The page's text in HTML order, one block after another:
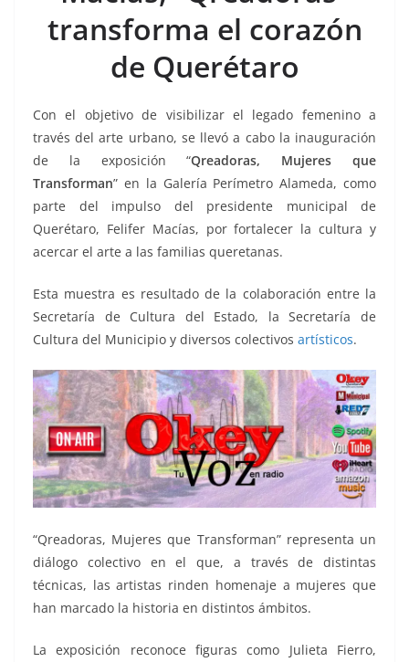
o p er
transforma el corazón
de Querétaro
Con el objetivo de visibilizar el legado femenino a
través del arte urbano, se llevó a cabo la inauguración
de la exposición “Qreadoras, Mujeres que
Transforman” en la Galería Perímetro Alameda, como
parte del impulso del presidente municipal de
Querétaro, Felifer Macías, por fortalecer la cultura y
acercar el arte a las familias queretanas.
Esta muestra es resultado de la colaboración entre la
Secretaría de Cultura del Estado, la Secretaría de
Cultura del Municipio y diversos colectivos artísticos.
“Qreadoras, Mujeres que Transforman” representa un
diálogo colectivo en el que, a través de distintas
técnicas, las artistas rinden homenaje a mujeres que
han marcado la historia en distintos ámbitos.
La exposición reconoce figuras como Julieta Fierro,